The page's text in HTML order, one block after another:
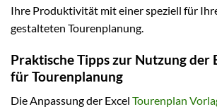
Ihre Produktivität mit einer speziell für
gestalteten Tourenplanung.
Praktische Tipps zur Nutzung der
für Tourenplanung
Die Anpassung der Excel Tourenplan